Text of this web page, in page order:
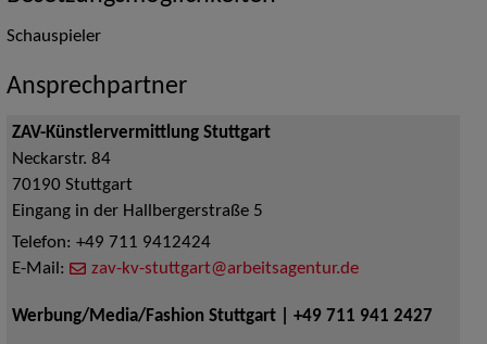
Schauspieler
Ansprechpartner
ZAV-Künstlervermittlung Stuttgart
Neckarstr. 84
70190 Stuttgart
Eingang in der Hallbergerstraße 5
Telefon: +49 711 9412424
E-Mail:
zav-kv-stuttgart@arbeitsagentur.de
Werbung/Media/Fashion Stuttgart | +49 711 941 2427